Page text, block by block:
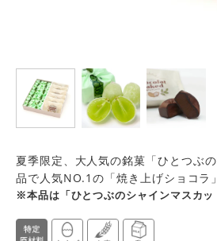
夏季限定、大人気の銘菓「ひとつぶ
品で人気NO.1の「焼き上げショコラ
※本品は「ひとつぶのシャインマスカッ